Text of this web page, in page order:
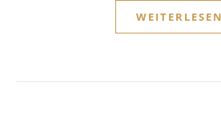
WEITERLESEN